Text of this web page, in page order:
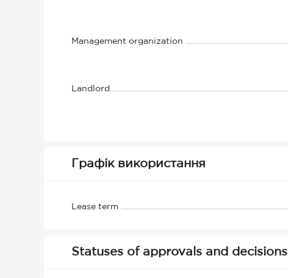
Management organization
Landlord
Графік використання
Lease term
Statuses of approvals and decisions